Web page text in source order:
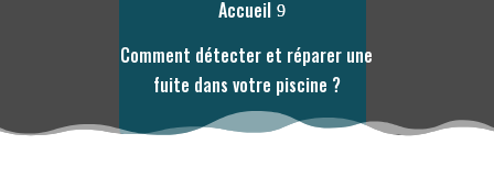
Accueil
Comment détecter et réparer une
fuite dans votre piscine ?